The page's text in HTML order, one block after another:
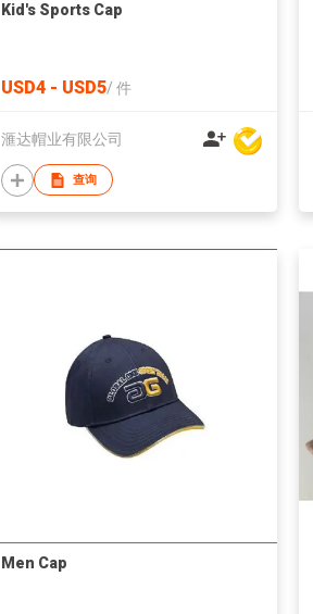
Kid's Sports Cap
USD4 - USD5/ 件
滙达帽业有限公司
查询
Men Cap